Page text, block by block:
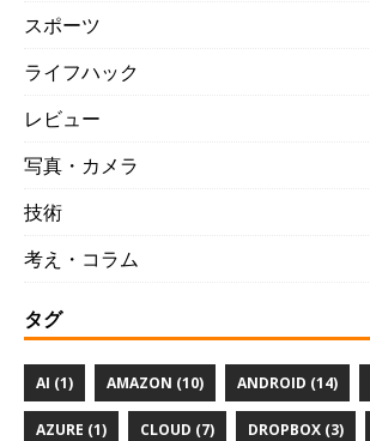
スポーツ
ライフハック
レビュー
写真・カメラ
技術
考え・コラム
タグ
AI (1) AMAZON (10) ANDROID (14)
AZURE (1) CLOUD (7) DROPBOX (3)